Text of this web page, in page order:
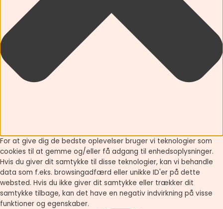
For at give dig de bedste oplevelser bruger vi teknologier som
cookies til at gemme og/eller få adgang til enhedsoplysninger.
Hvis du giver dit samtykke til disse teknologier, kan vi behandle
data som f.eks. browsingadfærd eller unikke ID'er på dette
websted. Hvis du ikke giver dit samtykke eller trækker dit
samtykke tilbage, kan det have en negativ indvirkning på visse
funktioner og egenskaber.